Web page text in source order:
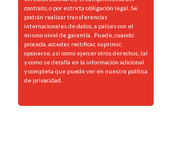
contrato, o por estricta obligación legal. Se
podrán realizar transferencias
internacionales de datos, a países con el
mismo nivel de garantía.. Puede, cuando
proceda, acceder, rectificar, suprimir,
oponerse, así como ejercer otros derechos, tal
y como se detalla en la información adicional
y completa que puede ver en nuestra política
de privacidad.